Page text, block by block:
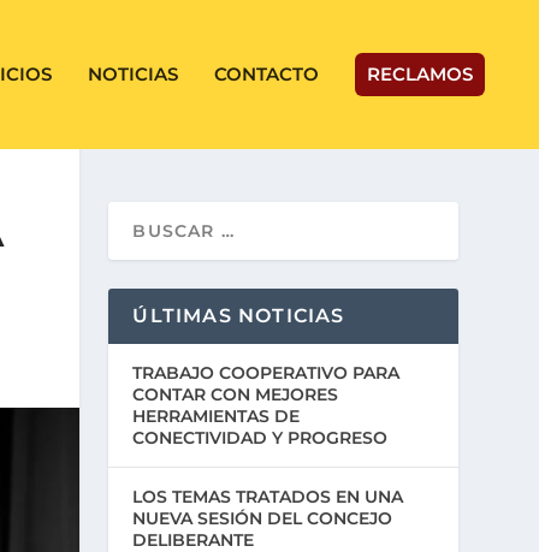
NOTICIAS CONTACTO RECLAMOS
ÚLTIMAS NOTICIAS
TRABAJO COOPERATIVO PARA
CONTAR CON MEJORES
HERRAMIENTAS DE
CONECTIVIDAD Y PROGRESO
LOS TEMAS TRATADOS EN UNA
NUEVA SESIÓN DEL CONCEJO
DELIBERANTE